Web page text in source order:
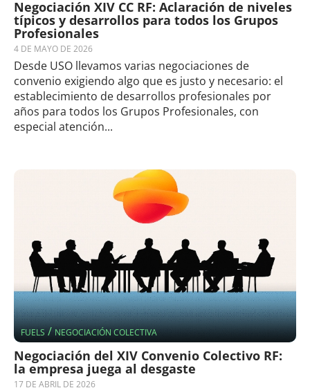
Negociación XIV CC RF: Aclaración de niveles
típicos y desarrollos para todos los Grupos
Profesionales
4 DE MAYO DE 2026
Desde USO llevamos varias negociaciones de
convenio exigiendo algo que es justo y necesario: el
establecimiento de desarrollos profesionales por
años para todos los Grupos Profesionales, con
especial atención...
FUELS/NEGOCIACIÓN COLECTIVA
Negociación del XIV Convenio Colectivo RF:
la empresa juega al desgaste
17 DE ABRIL DE 2026